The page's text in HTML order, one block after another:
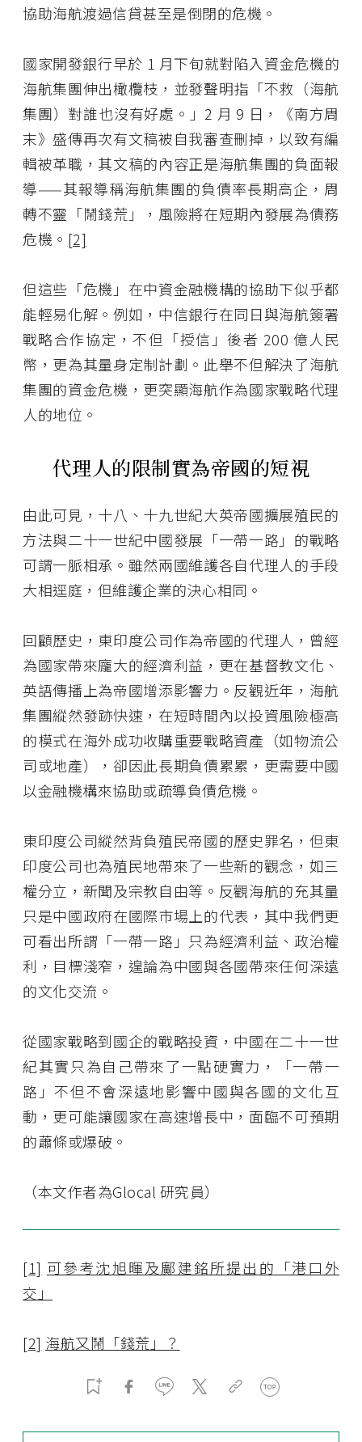
協助海航渡過信貸甚至是倒閉的危機。
國家開發銀行早於 1 月下旬就對陷入資金危機的
海航集團伸出橄欖枝，並發聲明指「不救（海航
集團）對誰也沒有好處。」2 月 9 日，《南方周
末》盛傳再次有文稿被自我審查刪掉，以致有編
輯被革職，其文稿的內容正是海航集團的負面報
導——其報導稱海航集團的負債率長期高企，周
轉不靈「鬧錢荒」，風險將在短期內發展為債務
危機。 [2]
但這些「危機」在中資金融機構的協助下似乎都
能輕易化解。例如，中信銀行在同日與海航簽署
戰略合作協定，不但「授信」後者 200 億人民
幣，更為其量身定制計劃。此舉不但解決了海航
集團的資金危機，更突顯海航作為國家戰略代理
人的地位。
代理人的限制實為帝國的短視
由此可見，十八、十九世紀大英帝國擴展殖民的
方法與二十一世紀中國發展「一帶一路」的戰略
可謂一脈相承。雖然兩國維護各自代理人的手段
大相逕庭，但維護企業的決心相同。
回顧歷史，東印度公司作為帝國的代理人，曾經
為國家帶來龐大的經濟利益，更在基督教文化、
英語傳播上為帝國增添影響力。反觀近年，海航
集團縱然發跡快速，在短時間內以投資風險極高
的模式在海外成功收購重要戰略資產（如物流公
司或地產），卻因此長期負債累累，更需要中國
以金融機構來協助或疏導負債危機。
東印度公司縱然背負殖民帝國的歷史罪名，但東
印度公司也為殖民地帶來了一些新的觀念，如三
權分立，新聞及宗教自由等。反觀海航的充其量
只是中國政府在國際市場上的代表，其中我們更
可看出所謂「一帶一路」只為經濟利益、政治權
利，目標淺窄，遑論為中國與各國帶來任何深遠
的文化交流。
從國家戰略到國企的戰略投資，中國在二十一世
紀其實只為自己帶來了一點硬實力，「一帶一
路」不但不會深遠地影響中國與各國的文化互
動，更可能讓國家在高速增長中，面臨不可預期
的蕭條或爆破。
（本文作者為Glocal 研究員）
[1] 可參考沈旭暉及鄺建銘所提出的「港口外
交」
[2] 海航又鬧「錢荒」？